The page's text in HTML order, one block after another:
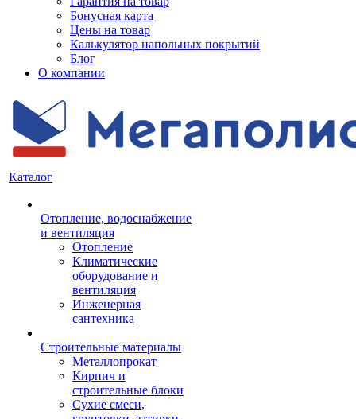
Бонусная карта
Цены на товар
Калькулятор напольных покрытий
Блог
О компании
Каталог
Отопление, водоснабжение
и вентиляция
Отопление
Климатические
оборудование и
вентиляция
Инженерная
сантехника
Строительные материалы
Металлопрокат
Кирпич и
строительные блоки
Сухие смеси,